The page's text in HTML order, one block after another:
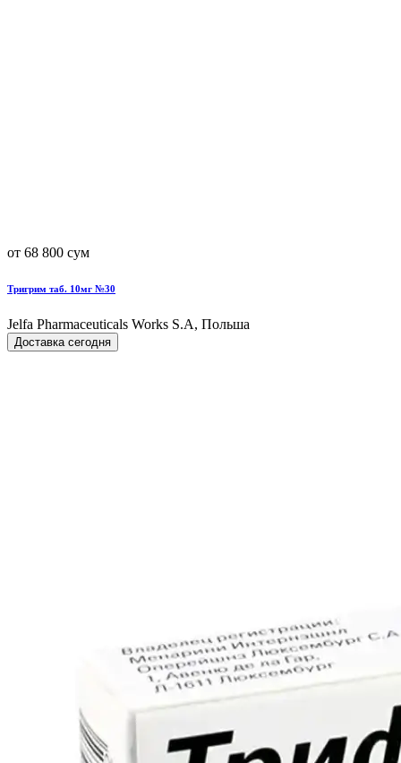
от 68 800 сум
Тригрим таб. 10мг №30
Jelfa Pharmaceuticals Works S.A, Польша
Доставка сегодня